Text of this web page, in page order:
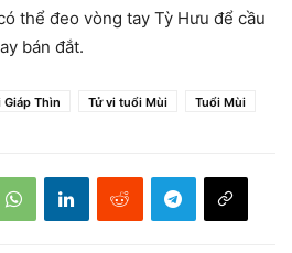
thể đeo vòng tay Tỳ Hưu để cầu
bán đắt.
Giáp Thìn Tử vi tuổi Mùi Tuổi Mùi